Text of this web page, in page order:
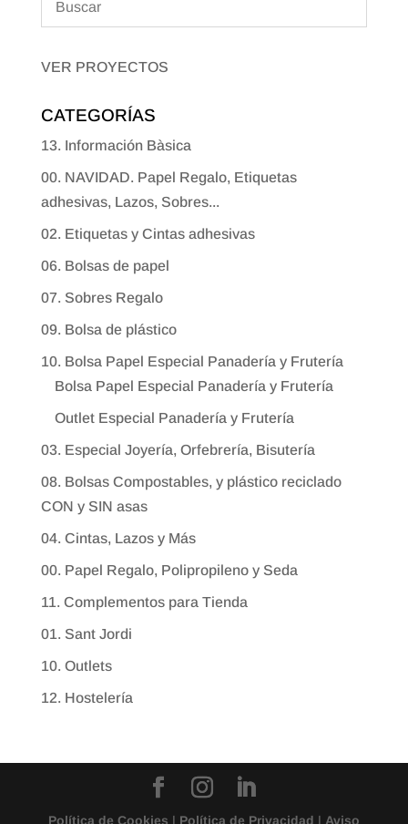
VER PROYECTOS
CATEGORÍAS
13. Información Bàsica
00. NAVIDAD. Papel Regalo, Etiquetas
adhesivas, Lazos, Sobres...
02. Etiquetas y Cintas adhesivas
06. Bolsas de papel
07. Sobres Regalo
09. Bolsa de plástico
10. Bolsa Papel Especial Panadería y Frutería
Bolsa Papel Especial Panadería y Frutería
Outlet Especial Panadería y Frutería
03. Especial Joyería, Orfebrería, Bisutería
08. Bolsas Compostables, y plástico reciclado
CON y SIN asas
04. Cintas, Lazos y Más
00. Papel Regalo, Polipropileno y Seda
11. Complementos para Tienda
01. Sant Jordi
10. Outlets
12. Hostelería
Política de Cookies | Política de Privacidad | Aviso